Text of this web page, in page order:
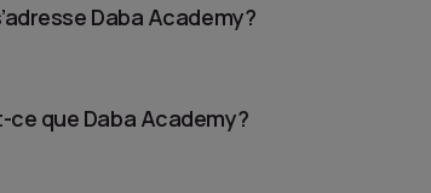
Daba Academy?
ce que Daba Academy?